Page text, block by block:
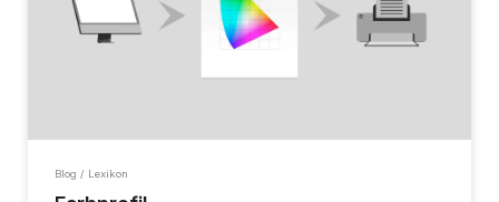
Blog / Lexikon